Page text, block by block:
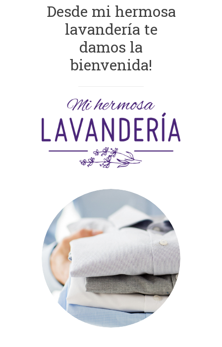
Desde mi hermosa
lavandería te
damos la
bienvenida!